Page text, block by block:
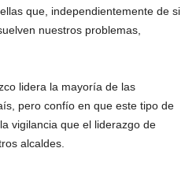
que, independientemente de si
nuestros problemas,
lidera la mayoría de las
pero confío en que este tipo de
vigilancia que el liderazgo de
alcaldes.